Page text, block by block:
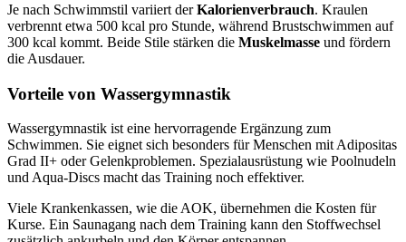
Je nach Schwimmstil variiert derKalorienverbrauch. Kraulen
verbrennt etwa 500 kcal pro Stunde, während Brustschwimmen auf
300 kcal kommt. Beide Stile stärken die Muskelmasse und fördern
die Ausdauer.
Vorteile von Wassergymnastik
Wassergymnastik ist eine hervorragende Ergänzung zum
Schwimmen. Sie eignet sich besonders für Menschen mit Adipositas
Grad II+ oder Gelenkproblemen. Spezialausrüstung wie Poolnudeln
und Aqua-Discs macht das Training noch effektiver.
Viele Krankenkassen, wie die AOK, übernehmen die Kosten für
Kurse. Ein Saunagang nach dem Training kann den Stoffwechsel